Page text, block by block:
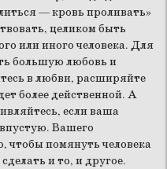
— кровь проливать»
целиком быть
или иного человека. Для
большую любовь и
в любви, расширяйте
более действенной. А
если ваша
Вашего
чтобы помянуть человека
и то, и другое.